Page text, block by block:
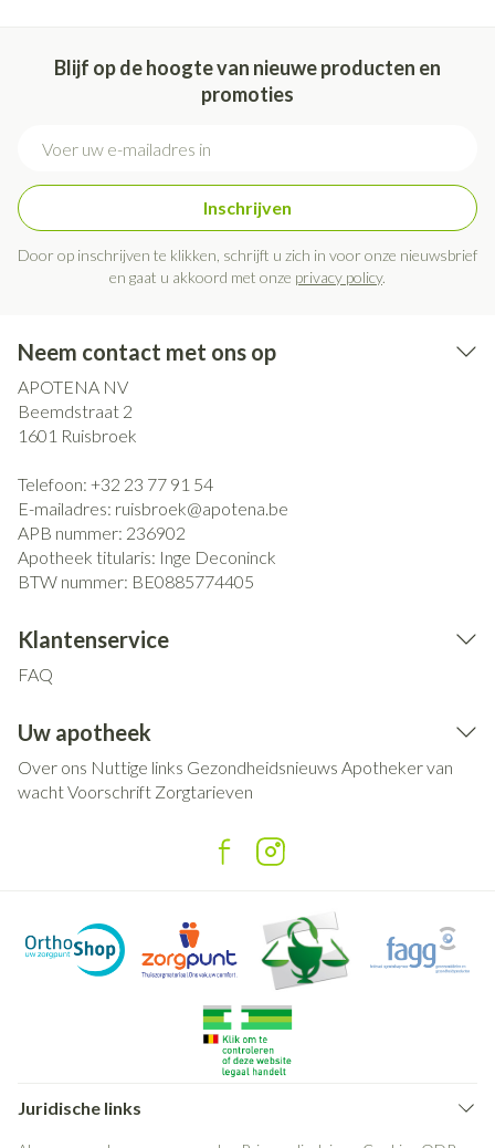
Blijf op de hoogte van nieuwe producten en
promoties
Inschrijven
Door op inschrijven te klikken, schrijft u zich in voor onze nieuwsbrief
en gaat u akkoord met onze privacy policy.
Neem contact met ons op
APOTENA NV
Beemdstraat 2
1601 Ruisbroek
Telefoon: +32 23 77 91 54
E-mailadres: ruisbroek@apotena.be
APB nummer: 236902
Apotheek titularis: Inge Deconinck
BTW nummer: BE0885774405
Klantenservice
FAQ
Uw apotheek
Over ons Nuttige links Gezondheidsnieuws Apotheker van
wachtVoorschrift Zorgtarieven
Juridische links